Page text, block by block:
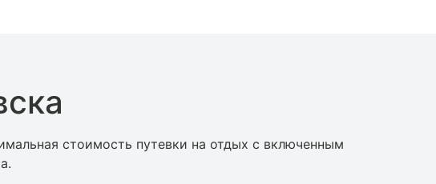
стоимость путевки на отдых с включенным